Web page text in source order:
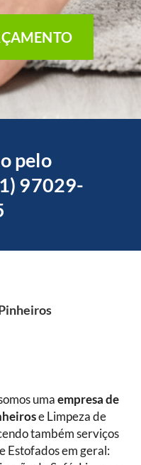
pelo
97029-
uma empresa de
e Limpeza de
também serviços
Estofados em geral: